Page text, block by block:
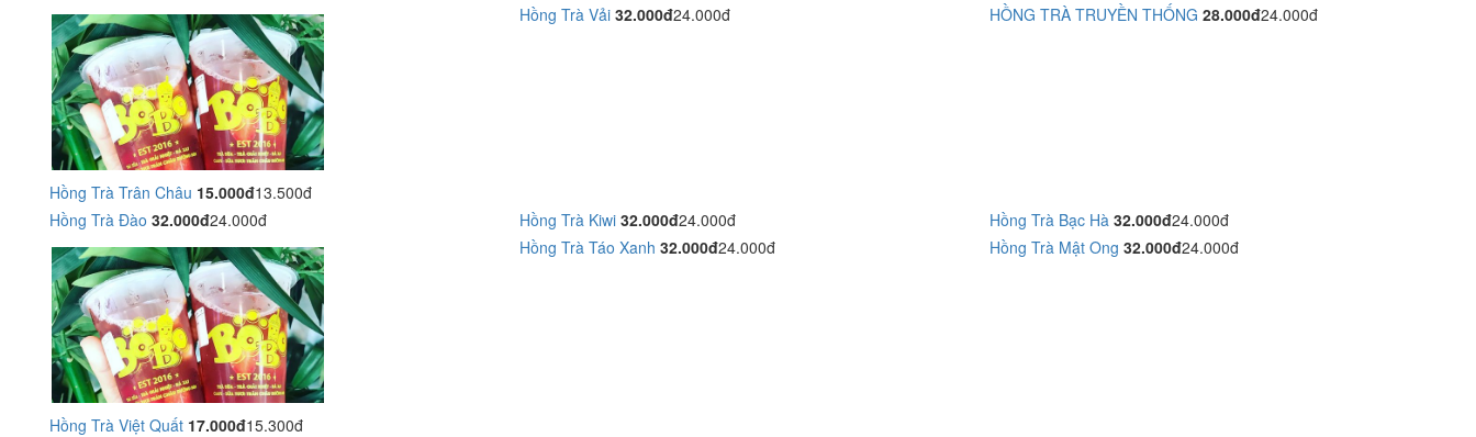
Hồng Trà Trân Châu 15.000đ13.500đ
Hồng Trà Vải 32.000đ24.000đ HỒNG TRÀ TRUYỀN THỐNG 28.000đ24.000đ
Hồng Trà Đào 32.000đ24.000đ Hồng Trà Kiwi 32.000đ24.000đ Hồng Trà Bạc Hà 32.000đ24.000đ
Hồng Trà Việt Quất 17.000đ15.300đ
Hồng Trà Táo Xanh 32.000đ24.000đ Hồng Trà Mật Ong 32.000đ24.000đ